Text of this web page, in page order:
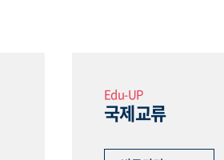
Edu-UP
국제교류